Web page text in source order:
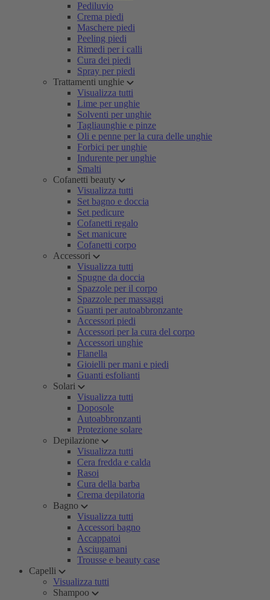
Pediluvio
Crema piedi
Maschere piedi
Peeling piedi
Rimedi per i calli
Cura dei piedi
Spray per piedi
Trattamenti unghie
Visualizza tutti
Lime per unghie
Solventi per unghie
Tagliaunghie e pinze
Oli e penne per la cura delle unghie
Forbici per unghie
Indurente per unghie
Smalti
Cofanetti beauty
Visualizza tutti
Set bagno e doccia
Set pedicure
Cofanetti regalo
Set manicure
Cofanetti corpo
Accessori
Visualizza tutti
Spugne da doccia
Spazzole per il corpo
Spazzole per massaggi
Guanti per autoabbronzante
Accessori piedi
Accessori per la cura del corpo
Accessori unghie
Flanella
Gioielli per mani e piedi
Guanti esfolianti
Solari
Visualizza tutti
Doposole
Autoabbronzanti
Protezione solare
Depilazione
Visualizza tutti
Cera fredda e calda
Rasoi
Cura della barba
Crema depilatoria
Bagno
Visualizza tutti
Accessori bagno
Accappatoi
Asciugamani
Trousse e beauty case
Capelli
Visualizza tutti
Shampoo